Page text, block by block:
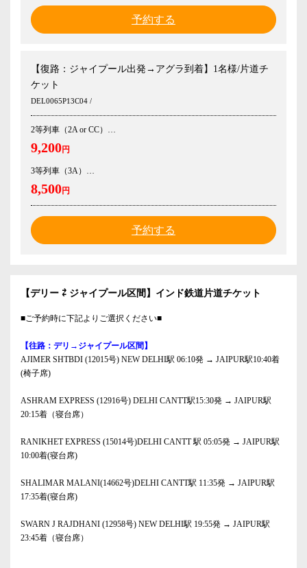
予約する
【復路：ジャイプール出発→アグラ到着】1名様/片道チ
ケット
DEL0065P13C04 /
2等列車（2A or CC）
9,200円
3等列車（3A）
8,500円
予約する
【デリー ⇄ ジャイプール区間】インド鉄道片道チケット
■ご予約時に下記よりご選択ください■
【往路：デリ→ジャイプール区間】
AJIMER SHTBDI (12015号) NEW DELHI駅 06:10発 → JAIPUR駅10:40着
(椅子席)
ASHRAM EXPRESS (12916号) DELHI CANTT駅15:30発 → JAIPUR駅
20:15着（寝台席）
RANIKHET EXPRESS (15014号)DELHI CANTT 駅 05:05発 → JAIPUR駅
10:00着(寝台席)
SHALIMAR MALANI(14662号)DELHI CANTT駅 11:35発 → JAIPUR駅
17:35着(寝台席)
SWARN J RAJDHANI (12958号) NEW DELHI駅 19:55発 → JAIPUR駅
23:45着（寝台席）